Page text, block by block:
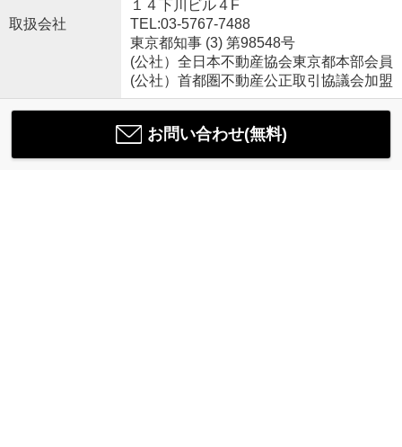
取扱会社
１４下川ビル４F
TEL:03-5767-7488
東京都知事 (3) 第98548号
(公社）全日本不動産協会東京都本部会員
(公社）首都圏不動産公正取引協議会加盟
お問い合わせ(無料)